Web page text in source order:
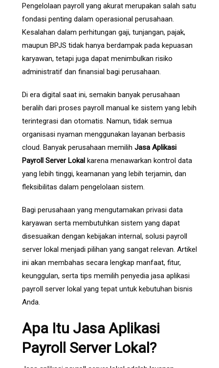
Pengelolaan payroll yang akurat merupakan salah satu
fondasi penting dalam operasional perusahaan.
Kesalahan dalam perhitungan gaji, tunjangan, pajak,
maupun BPJS tidak hanya berdampak pada kepuasan
karyawan, tetapi juga dapat menimbulkan risiko
administratif dan finansial bagi perusahaan.
Di era digital saat ini, semakin banyak perusahaan
beralih dari proses payroll manual ke sistem yang lebih
terintegrasi dan otomatis. Namun, tidak semua
organisasi nyaman menggunakan layanan berbasis
cloud. Banyak perusahaan memilih Jasa Aplikasi
Payroll Server Lokal karena menawarkan kontrol data
yang lebih tinggi, keamanan yang lebih terjamin, dan
fleksibilitas dalam pengelolaan sistem.
Bagi perusahaan yang mengutamakan privasi data
karyawan serta membutuhkan sistem yang dapat
disesuaikan dengan kebijakan internal, solusi payroll
server lokal menjadi pilihan yang sangat relevan. Artikel
ini akan membahas secara lengkap manfaat, fitur,
keunggulan, serta tips memilih penyedia jasa aplikasi
payroll server lokal yang tepat untuk kebutuhan bisnis
Anda.
Apa Itu Jasa Aplikasi
Payroll Server Lokal?